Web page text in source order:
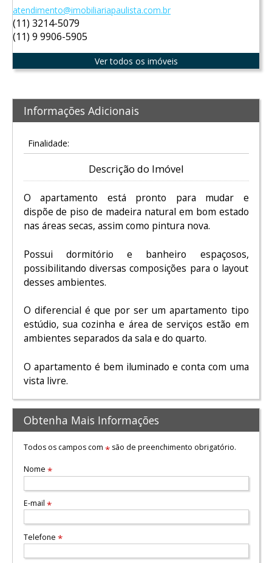
atendimento@imobiliariapaulista.com.br
(11) 3214-5079
(11) 9 9906-5905
Ver todos os imóveis
Informações Adicionais
Finalidade:
Descrição do Imóvel
O apartamento está pronto para mudar e
dispõe de piso de madeira natural em bom estado
nas áreas secas, assim como pintura nova.
Possui dormitório e banheiro espaçosos,
possibilitando diversas composições para o layout
desses ambientes.
O diferencial é que por ser um apartamento tipo
estúdio, sua cozinha e área de serviços estão em
ambientes separados da sala e do quarto.
O apartamento é bem iluminado e conta com uma
vista livre.
Obtenha Mais Informações
Todos os campos com *são de preenchimento obrigatório.
Nome *
E-mail *
Telefone *